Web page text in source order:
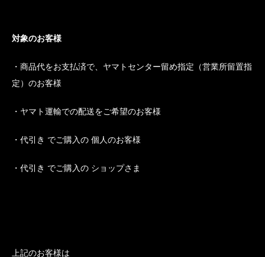
対象のお客様
・商品代をお支払済で、ヤマトセンター留め指定（営業所留置指
定）のお客様
・ヤマト運輸での配送をご希望のお客様
・代引き でご購入の 個人のお客様
・代引き でご購入の ショップさま
上記のお客様は